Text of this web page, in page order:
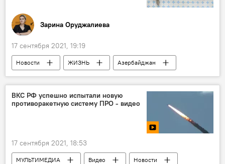
Зарина Оруджалиева
17 сентября 2021, 19:19
Новости ЖИЗНЬ
Азербайджан
студенты
ВУЗ Кредит
ВКС РФ успешно испытали новую
противоракетную систему ПРО - видео
17 сентября 2021, 18:53
МУЛЬТИМЕДИА Видео
Новости